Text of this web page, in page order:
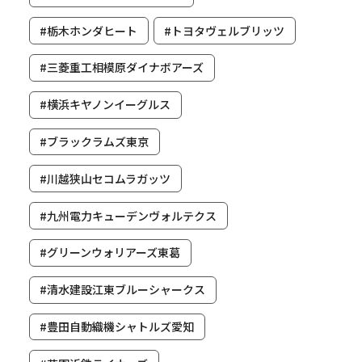
#栃木ホンダヒート #トヨタヴェルブリッツ
#三菱重工相模原ダイナボアーズ
#横浜キヤノンイーグルス
#ブラックラムズ東京
#川越狭山セコムラガッツ
#九州電力キューデンヴォルテクス
#グリーンウォリアーズ東葛
#清水建設江東ブルーシャークス
#豊田自動織機シャトルズ愛知